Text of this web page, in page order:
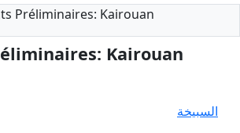
Préliminaires: Kairouan
Kairouan
السبيخة